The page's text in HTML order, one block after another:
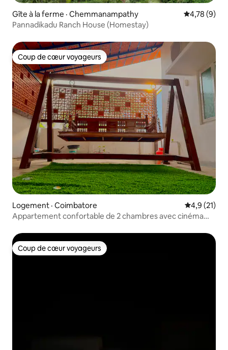
Gîte à la ferme · Chemmanampathy Note
4,78 (9)
Pannadikadu Ranch House (Homestay)
Coup de cœur voyageurs
Coup de cœur voyageurs
Logement · Coimbatore Note
4,9 (21)
Appartement confortable de 2 chambres avec cinéma
Coup de cœur voyageurs
Coup de cœur voyageurs